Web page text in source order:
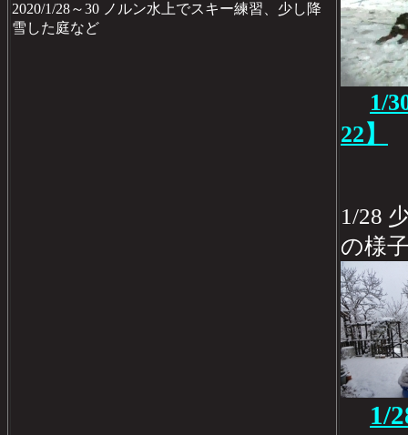
2020/1/28～30 ノルン水上でスキー練習、少し降
雪した庭など
1/
22】
1/28
の様
1/